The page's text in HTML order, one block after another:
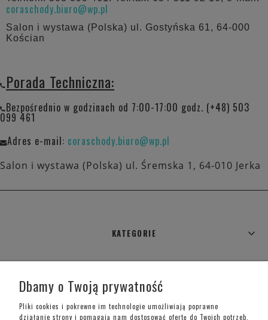
coraschody.biuro@wp.pl
Salon i wystawa (Polska) ul. Gostyńska 61, 64-000
Kościan
Porada Techniczna:
Bezpośrednio w godzinach od 7:00-17:00 godz. (+48) 503
099 461
Adres e-mail: coraschody.biuro@wp.pl
Salon i wystawa (Polska) ul. Śremska 1, 64-010 Jerka
KATEGORIE
MOJE KONTO
Dbamy o Twoją prywatność
Pliki cookies i pokrewne im technologie umożliwiają poprawne
działanie strony i pomagają nam dostosować ofertę do Twoich potrzeb.